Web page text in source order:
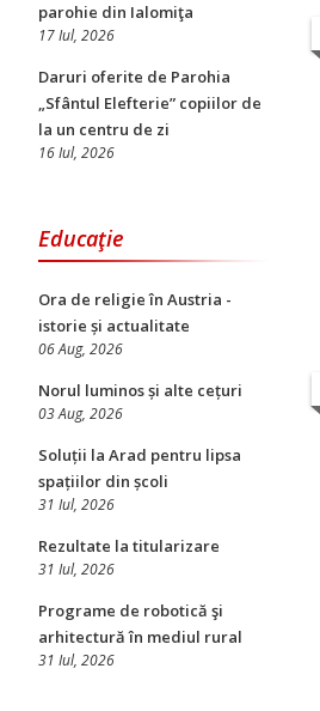
parohie din Ialomiţa
17 Iul, 2026
Daruri oferite de Parohia
„Sfântul Elefterie” copiilor de
la un centru de zi
16 Iul, 2026
Educaţie
Ora de religie în Austria -
istorie și actualitate
06 Aug, 2026
Norul luminos și alte cețuri
03 Aug, 2026
Soluții la Arad pentru lipsa
spațiilor din școli
31 Iul, 2026
Rezultate la titularizare
31 Iul, 2026
Programe de robotică şi
arhitectură în mediul rural
31 Iul, 2026